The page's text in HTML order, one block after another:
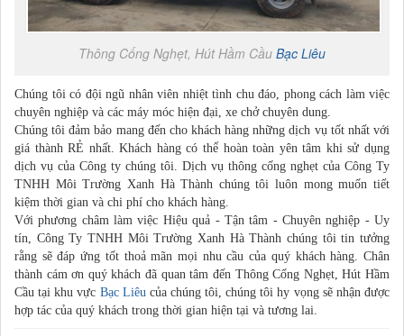
Thông Cống Nghẹt, Hút Hầm Cầu Bạc Liêu
Chúng tôi có đội ngũ nhân viên nhiệt tình chu đáo, phong cách làm việc
chuyên nghiệp và các máy móc hiện đại, xe chở chuyên dung.
Chúng tôi đảm bảo mang đến cho khách hàng những dịch vụ tốt nhất với
giá thành RẺ nhất. Khách hàng có thể hoàn toàn yên tâm khi sử dụng
dịch vụ của Công ty chúng tôi. Dịch vụ thông cống nghẹt của Công Ty
TNHH Môi Trường Xanh Hà Thành chúng tôi luôn mong muốn tiết
kiệm thời gian và chi phí cho khách hàng.
Với phương châm làm việc Hiệu quả - Tận tâm - Chuyên nghiệp - Uy
tín, Công Ty TNHH Môi Trường Xanh Hà Thành chúng tôi tin tưởng
rằng sẽ đáp ứng tốt thoả mãn mọi nhu cầu của quý khách hàng. Chân
thành cám ơn quý khách đã quan tâm đến Thông Cống Nghẹt, Hút Hầm
Cầu tại khu vực Bạc Liêucủa chúng tôi, chúng tôi hy vọng sẽ nhận được
hợp tác của quý khách trong thời gian hiện tại và tương lai.